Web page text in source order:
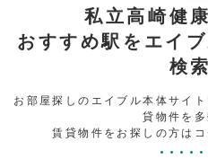
私立高崎健
おすすめ駅をエ
検
お部屋探しのエイブル本体サイ
貸物件を多
賃貸物件をお探しの方は